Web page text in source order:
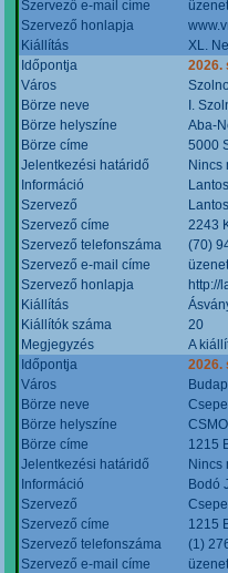
Szervező e-mail címe
Szervező honlapja
Kiállítás
XL.
Időpontja
2026.
Város
Börze neve
I.
Börze helyszíne
Aba-
Börze címe
5000
Jelentkezési határidő
Nincs
Információ
Szervező
Szervező címe
2243
Szervező telefonszáma
(70)
Szervező e-mail címe
Szervező honlapja
http://
Kiállítás
Kiállítók száma
20
Megjegyzés
A
Időpontja
2026.
Város
Börze neve
Börze helyszíne
Börze címe
1215
Jelentkezési határidő
Nincs
Információ
Bodó
Szervező
Szervező címe
1215
Szervező telefonszáma
(1)
Szervező e-mail címe